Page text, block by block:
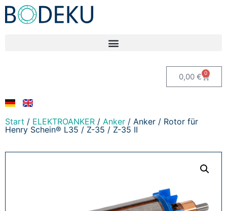
0,00 € 0
Start / ELEKTROANKER / Anker / Anker / Rotor für
Henry Schein® L35 / Z-35 / Z-35 II